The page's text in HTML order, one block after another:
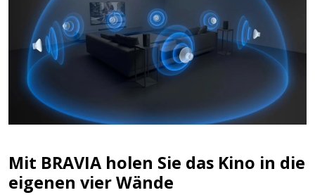
Mit BRAVIA holen Sie das Kino in die
eigenen vier Wände